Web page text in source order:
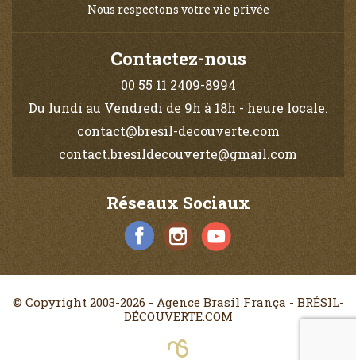
Nous respectons votre vie privée
Contactez-nous
00 55 11 2409-8994
Du lundi au Vendredi de 9h à 18h - heure locale.
contact@bresil-decouverte.com
contact.bresildecouverte@gmail.com
Réseaux Sociaux
© Copyright 2003-2026 - Agence Brasil França - BRÉSIL-
DÉCOUVERTE.COM